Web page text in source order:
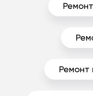
Ремонт